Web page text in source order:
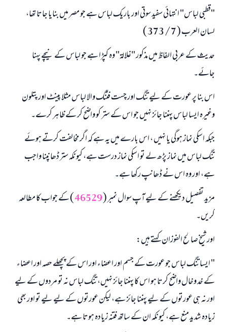
"قطبی لباس" انتہائی سفيد سوتی اور باريك لباس ہے جو مصر ميں بنایا جاتا تھا،
لسان العرب ( 7 / 373 )
حدیث کے عربی الفاظ میں مذکور "غلالۃ" وہ کپڑا ہے جو لباس كے نيچے پہنا
جائے۔
اس بنا پر عورت كے ليے تنگ اور چست فٹنگ والا لباس مثلا پينٹ اور پتلون
وغيرہ ايسا لباس پہننا جائز نہيں جو اس كے ستر كو واضح كر كے ظاہر كرے۔
جبکہ اسکی نماز ہوگی یا نہیں ، اس بارے میں یہ ہے کہ اگر مخالفت کرتے ہوئے
تنگ لباس میں نماز پڑھ لے تو اسکی نماز درست ہے، کیونکہ ستر ڈھانپنا واجب
ہے، اور وہ اس نے ڈھانپ رکھا ہے۔
مزيد تفصيل ديكھنے كے ليے آپ سوال نمبر (46529) كے جواب كا مطالعہ
كريں۔
اور شيخ صالح الفوزان كہتے ہيں:
" ايسا تنگ لباس جو عورت كے جسم اور اعضاء اور اس كے پچھلے حصہ اور اعضاء
كے خد وخال واضح كرتا ہو اس كا پہننا جائز نہيں، تنگ لباس نہ تو مردوں كے ليے
اور نہ ہى عورتوں كے ليے پہننا جائز ہے، ليكن عورتوں كے ليے ليے تو اور بھى
زيادہ شديد منع ہے، كيونكہ ان كے ساتھ فتنہ زيادہ ہوتا ہے۔